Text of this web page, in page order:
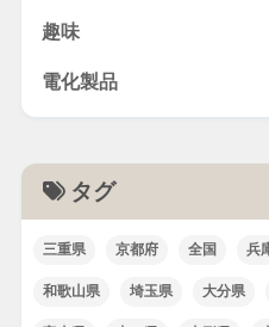
趣味
電化製品
タグ
三重県 京都府 全国 兵
和歌山県 埼玉県 大分県